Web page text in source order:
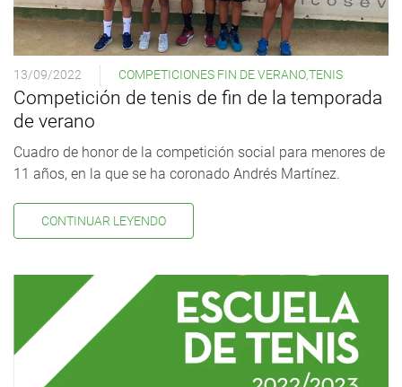
13/09/2022 COMPETICIONES FIN DE VERANO,TENIS
Competición de tenis de fin de la temporada
de verano
Cuadro de honor de la competición social para menores de
11 años, en la que se ha coronado Andrés Martínez.
CONTINUAR LEYENDO